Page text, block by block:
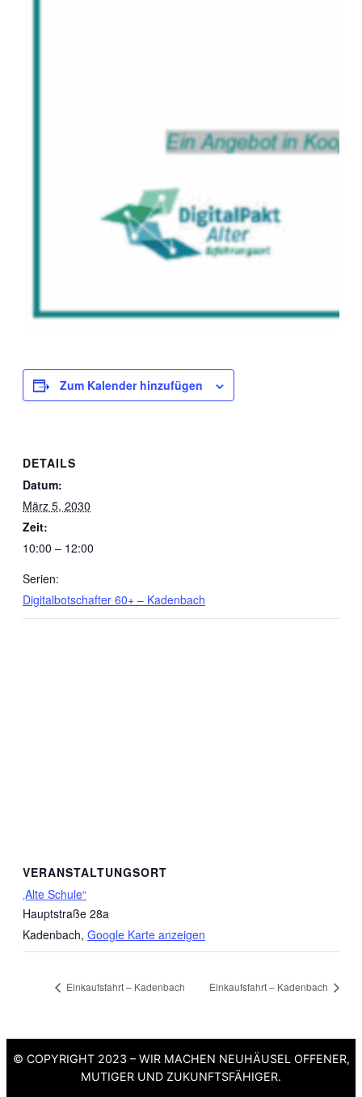
Zum Kalender hinzufügen
DETAILS
Datum:
März 5, 2030
Zeit:
10:00 – 12:00
Serien:
Digitalbotschafter 60+ – Kadenbach
VERANSTALTUNGSORT
‚Alte Schule“
Hauptstraße 28a
Kadenbach, Google Karte anzeigen
Einkaufsfahrt – Kadenbach Einkaufsfahrt – Kadenbach
© COPYRIGHT 2023 – WIR MACHEN NEUHÄUSEL OFFENER,
MUTIGER UND ZUKUNFTSFÄHIGER.